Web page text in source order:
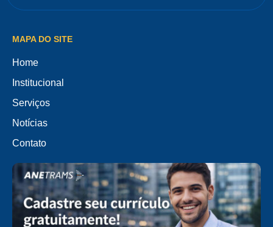
MAPA DO SITE
Home
Institucional
Serviços
Notícias
Contato